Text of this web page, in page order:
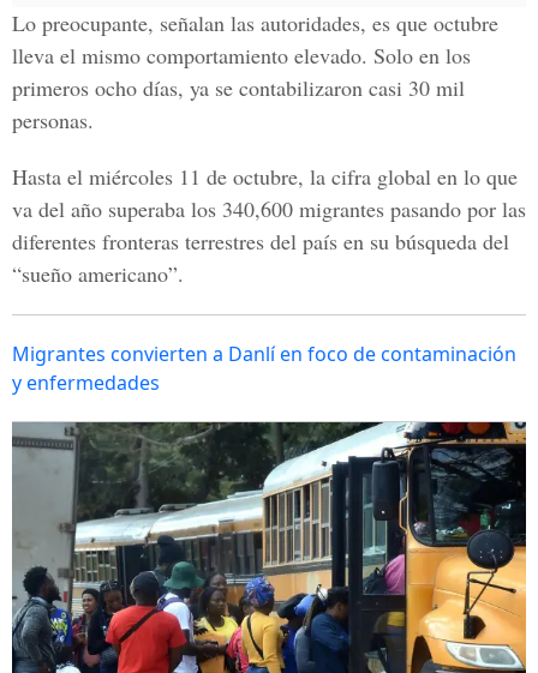
Lo preocupante, señalan las autoridades, es que octubre
lleva el mismo comportamiento elevado. Solo en los
primeros ocho días, ya se contabilizaron casi 30 mil
personas.
Hasta el miércoles 11 de octubre, la cifra global en lo que
va del año superaba los 340,600 migrantes pasando por las
diferentes fronteras terrestres del país en su búsqueda del
“sueño americano”.
Migrantes convierten a Danlí en foco de contaminación
y enfermedades